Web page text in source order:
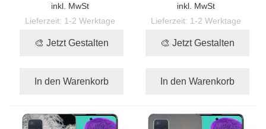
inkl. MwSt
Lieferzeit: 1-2 Werktage
🎨 Jetzt Gestalten
In den Warenkorb
inkl. MwSt
Lieferzeit: 1-2 Werktage
🎨 Jetzt Gestalten
In den Warenkorb